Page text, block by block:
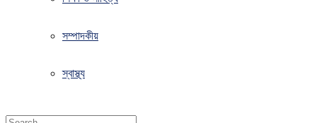
সম্পাদকীয়
স্বাস্থ্য